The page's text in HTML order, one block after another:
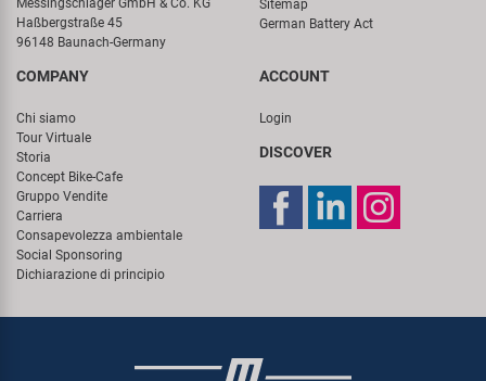
Haßbergstraße 45
96148 Baunach-Germany
Sitemap
German Battery Act
COMPANY
Chi siamo
Tour Virtuale
Storia
Concept Bike-Cafe
Gruppo Vendite
Carriera
Consapevolezza ambientale
Social Sponsoring
Dichiarazione di principio
ACCOUNT
Login
DISCOVER